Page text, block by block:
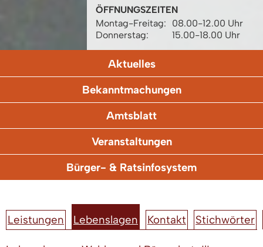
ÖFFNUNGSZEITEN
Montag-Freitag:
08.00-12.00 Uhr
Donnerstag:
15.00-18.00 Uhr
Aktuelles
Bekanntmachungen
Amtsblatt
Veranstaltungen
Bürger- & Ratsinfosystem
Leistungen Lebenslagen Kontakt Stichwörter